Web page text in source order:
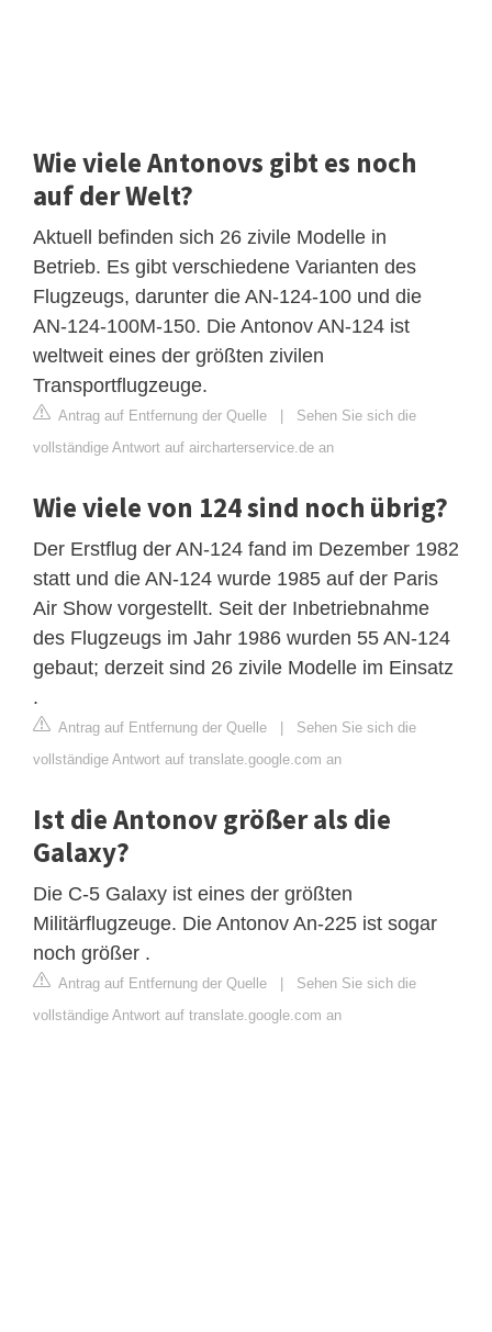
Wie viele Antonovs gibt es noch
auf der Welt?
Aktuell befinden sich 26 zivile Modelle in
Betrieb. Es gibt verschiedene Varianten des
Flugzeugs, darunter die AN-124-100 und die
AN-124-100M-150. Die Antonov AN-124 ist
weltweit eines der größten zivilen
Transportflugzeuge.
Antrag auf Entfernung der Quelle | Sehen Sie sich die
vollständige Antwort auf aircharterservice.de an
Wie viele von 124 sind noch übrig?
Der Erstflug der AN-124 fand im Dezember 1982
statt und die AN-124 wurde 1985 auf der Paris
Air Show vorgestellt. Seit der Inbetriebnahme
des Flugzeugs im Jahr 1986 wurden 55 AN-124
gebaut; derzeit sind 26 zivile Modelle im Einsatz
.
Antrag auf Entfernung der Quelle | Sehen Sie sich die
vollständige Antwort auf translate.google.com an
Ist die Antonov größer als die
Galaxy?
Die C-5 Galaxy ist eines der größten
Militärflugzeuge. Die Antonov An-225 ist sogar
noch größer .
Antrag auf Entfernung der Quelle | Sehen Sie sich die
vollständige Antwort auf translate.google.com an